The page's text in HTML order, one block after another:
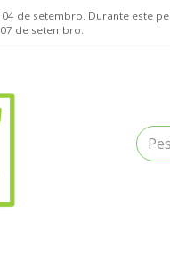
de setembro. Durante este
de setembro.